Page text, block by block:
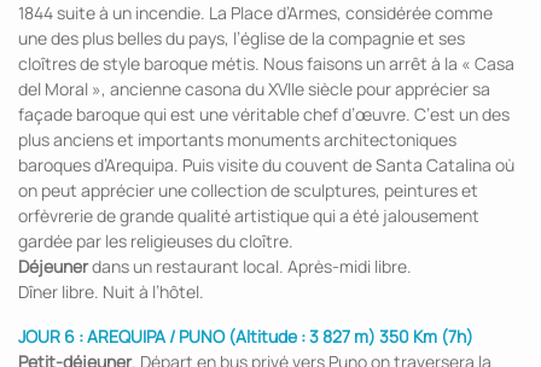
1844 suite à un incendie. La Place d’Armes, considérée comme
une des plus belles du pays, l’église de la compagnie et ses
cloîtres de style baroque métis. Nous faisons un arrêt à la « Casa
del Moral », ancienne casona du XVIIe siècle pour apprécier sa
façade baroque qui est une véritable chef d’œuvre. C’est un des
plus anciens et importants monuments architectoniques
baroques d’Arequipa. Puis visite du couvent de Santa Catalina où
on peut apprécier une collection de sculptures, peintures et
orfèvrerie de grande qualité artistique qui a été jalousement
gardée par les religieuses du cloître.
Déjeunerdans un restaurant local. Après-midi libre.
Dîner libre. Nuit à l’hôtel.
JOUR 6 : AREQUIPA / PUNO (Altitude : 3 827 m) 350 Km (7h)
Petit-déjeuner. Départ en bus privé vers Puno on traversera la